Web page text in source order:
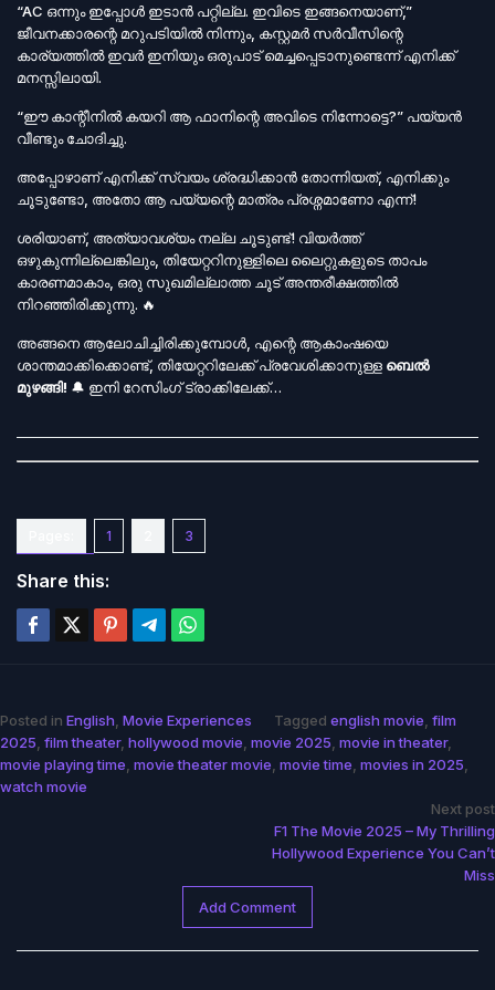
“AC ഒന്നും ഇപ്പോൾ ഇടാൻ പറ്റില്ല. ഇവിടെ ഇങ്ങനെയാണ്,”
ജീവനക്കാരന്റെ മറുപടിയിൽ നിന്നും, കസ്റ്റമർ സർവീസിന്റെ
കാര്യത്തിൽ ഇവർ ഇനിയും ഒരുപാട് മെച്ചപ്പെടാനുണ്ടെന്ന് എനിക്ക്
മനസ്സിലായി.
“ഈ കാന്റീനിൽ കയറി ആ ഫാനിന്റെ അവിടെ നിന്നോട്ടെ?” പയ്യൻ
വീണ്ടും ചോദിച്ചു.
അപ്പോഴാണ് എനിക്ക് സ്വയം ശ്രദ്ധിക്കാൻ തോന്നിയത്, എനിക്കും
ചൂടുണ്ടോ, അതോ ആ പയ്യന്റെ മാത്രം പ്രശ്നമാണോ എന്ന്!
ശരിയാണ്, അത്യാവശ്യം നല്ല ചൂടുണ്ട്! വിയർത്ത്
ഒഴുകുന്നില്ലെങ്കിലും, തിയേറ്ററിനുള്ളിലെ ലൈറ്റുകളുടെ താപം
കാരണമാകാം, ഒരു സുഖമില്ലാത്ത ചൂട് അന്തരീക്ഷത്തിൽ
നിറഞ്ഞിരിക്കുന്നു. 🔥
അങ്ങനെ ആലോചിച്ചിരിക്കുമ്പോൾ, എന്റെ ആകാംഷയെ
ശാന്തമാക്കിക്കൊണ്ട്, തിയേറ്ററിലേക്ക് പ്രവേശിക്കാനുള്ള ബെൽ
മുഴങ്ങി! 🔔 ഇനി റേസിംഗ് ട്രാക്കിലേക്ക്…
1 3
Share this:
Posted in English Movie Experiences Tagged english movie film
2025 film theater, hollywood movie movie 2025 movie in theater,
movie playing time movie theater movie movie time movies in 2025
watch movie
Next post
F1 The Movie 2025 – My Thrilling
Hollywood Experience You Can’t
Miss
Add Comment